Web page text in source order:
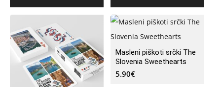
Masleni piškoti srčki The
Slovenia Sweethearts
5.90€